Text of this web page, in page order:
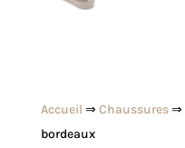
Accueil ⇒ Chaussures⇒
bordeaux